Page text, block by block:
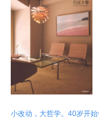
小改动，大哲学。40岁开